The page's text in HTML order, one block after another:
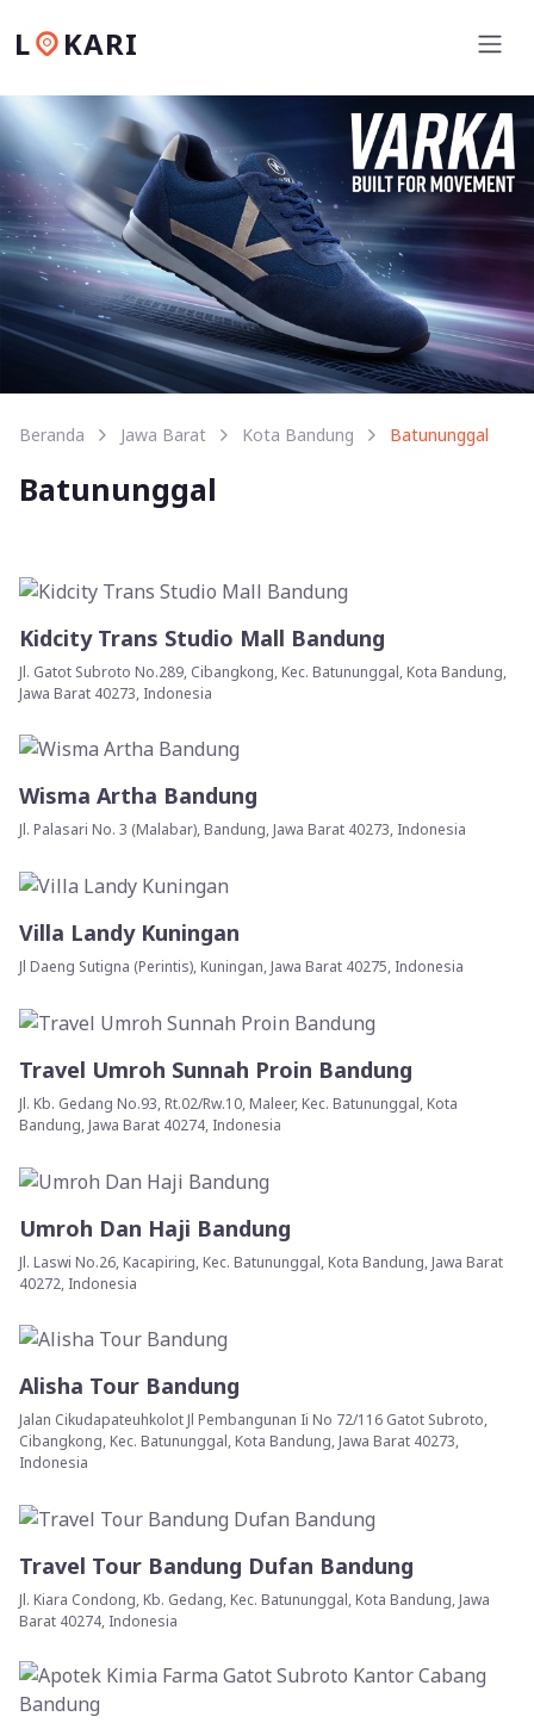
L KARI
Beranda Jawa Barat Kota Bandung Batununggal
Batununggal
Kidcity Trans Studio Mall Bandung
Jl. Gatot Subroto No.289, Cibangkong, Kec. Batununggal, Kota Bandung,
Jawa Barat 40273, Indonesia
Wisma Artha Bandung
Jl. Palasari No. 3 (Malabar), Bandung, Jawa Barat 40273, Indonesia
Villa Landy Kuningan
Jl Daeng Sutigna (Perintis), Kuningan, Jawa Barat 40275, Indonesia
Travel Umroh Sunnah Proin Bandung
Jl. Kb. Gedang No.93, Rt.02/Rw.10, Maleer, Kec. Batununggal, Kota
Bandung, Jawa Barat 40274, Indonesia
Umroh Dan Haji Bandung
Jl. Laswi No.26, Kacapiring, Kec. Batununggal, Kota Bandung, Jawa Barat
40272, Indonesia
Alisha Tour Bandung
Jalan Cikudapateuhkolot Jl Pembangunan Ii No 72/116 Gatot Subroto,
Cibangkong, Kec. Batununggal, Kota Bandung, Jawa Barat 40273,
Indonesia
Travel Tour Bandung Dufan Bandung
Jl. Kiara Condong, Kb. Gedang, Kec. Batununggal, Kota Bandung, Jawa
Barat 40274, Indonesia